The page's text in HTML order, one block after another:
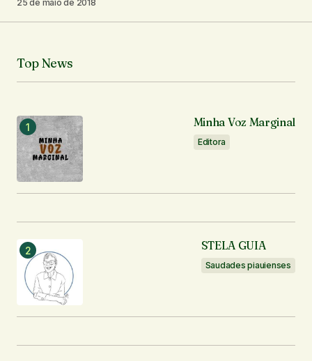
Notifique-me sobre novos comentários por e-mail.
Notifique-me sobre novas publicações por e-mail.
25 de maio de 2018
Top News
Minha Voz Marginal
Editora
STELA GUIA
Saudades piauienses